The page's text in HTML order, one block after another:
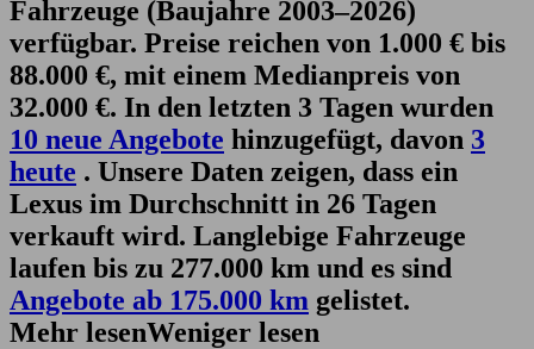
Fahrzeuge (Baujahre 2003–2026)
verfügbar. Preise reichen von 1.000 € bis
88.000 €, mit einem Medianpreis von
32.000 €. In den letzten 3 Tagen wurden
10 neue Angebote hinzugefügt, davon 3
heute . Unsere Daten zeigen, dass ein
Lexus im Durchschnitt in 26 Tagen
verkauft wird. Langlebige Fahrzeuge
laufen bis zu 277.000 km und es sind
Angebote ab 175.000 km gelistet.
Mehr lesenWeniger lesen